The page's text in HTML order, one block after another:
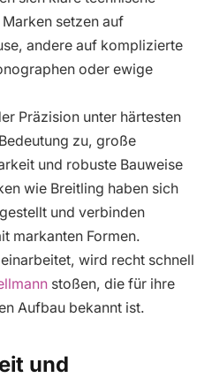
setzen auf
andere auf komplizierte
oder ewige
Präzision unter härtesten
zu, große
und robuste Bauweise
wie Breitling haben sich
und verbinden
markanten Formen.
wird recht schnell
stoßen, die für ihre
Aufbau bekannt ist.
und